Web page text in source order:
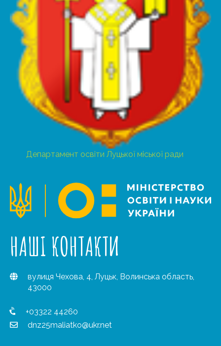
Департамент освіти Луцької міської ради
НАШІ КОНТАКТИ
вулиця Чехова, 4, Луцьк, Волинська область,
43000
+03322 44260
dnz25maliatko@ukr.net